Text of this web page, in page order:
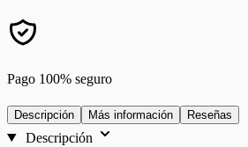
Pago 100% seguro
Descripción Más información Reseñas
Descripción